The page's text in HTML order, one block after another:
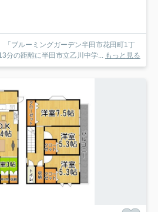
「ブルーミングガーデン半田市花田町1丁
の距離に半田市立乙川中学...
もっと見る